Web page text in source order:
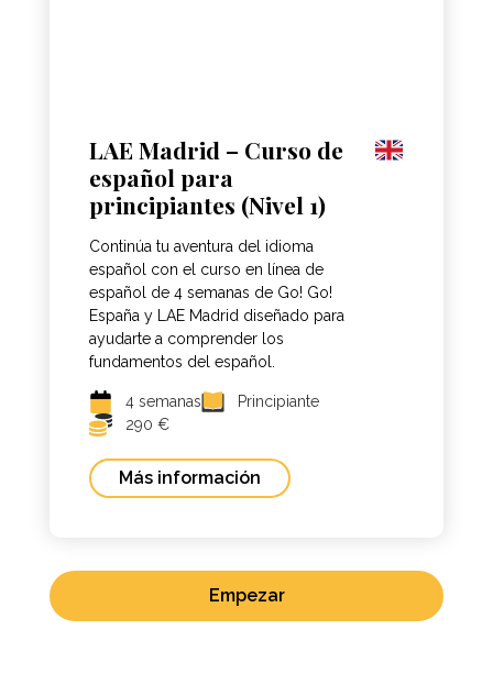
LAE Madrid – Curso de
español para
principiantes (Nivel 1)
Continúa tu aventura del idioma
español con el curso en línea de
español de 4 semanas de Go! Go!
España y LAE Madrid diseñado para
ayudarte a comprender los
fundamentos del español.
4 semanas
Principiante
290 €
Más información
Empezar